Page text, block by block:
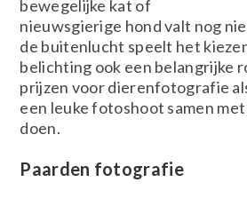
bewegelijke kat of
nieuwsgierige hond valt nog
de buitenlucht speelt het
belichting ook een belangrijke
prijzen voor dierenfotografie
een leuke fotoshoot samen
doen.
Paarden fotografie